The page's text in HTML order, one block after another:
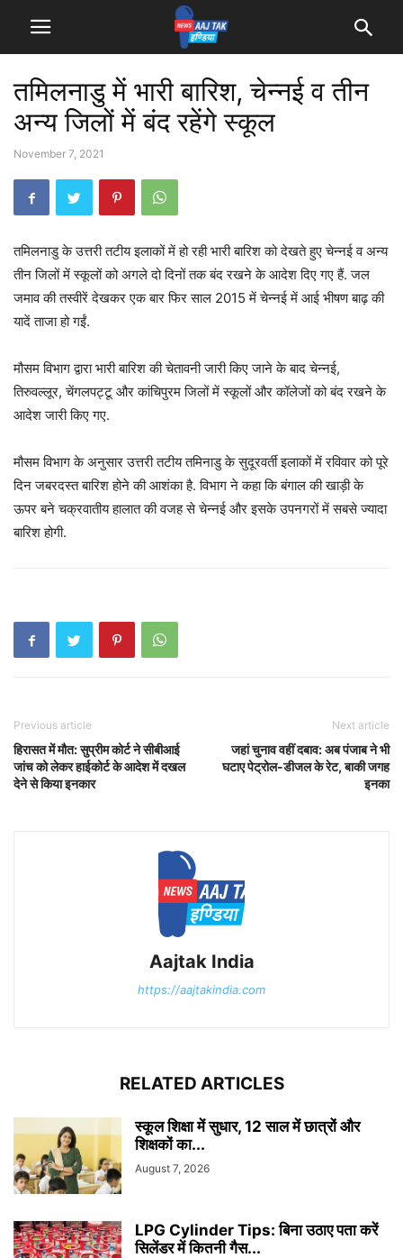
तमिलनाडु में भारी बारिश, चेन्‍नई व तीन
अन्‍य जिलों में बंद रहेंगे स्‍कूल
November 7, 2021
तमिलनाडु के उत्तरी तटीय इलाकों में हो रही भारी बारिश को देखते हुए चेन्‍नई व अन्‍य
तीन जिलों में स्‍कूलों को अगले दो दिनों तक बंद रखने के आदेश दिए गए हैं. जल
जमाव की तस्‍वीरें देखकर एक बार फिर साल 2015 में चेन्‍नई में आई भीषण बाढ़ की
यादें ताजा हो गईं.
मौसम विभाग द्वारा भारी बारिश की चेतावनी जारी किए जाने के बाद चेन्‍नई,
तिरुवल्‍लूर, चेंगलपट्टू और कांचिपुरम जिलों में स्‍कूलों और कॉलेजों को बंद रखने के
आदेश जारी किए गए.
मौसम विभाग के अनुसार उत्तरी तटीय तमिनाडु के सुदूरवर्ती इलाकों में रविवार को पूरे
दिन जबरदस्‍त बारिश होने की आशंका है. विभाग ने कहा कि बंगाल की खाड़ी के
ऊपर बने चक्रवातीय हालात की वजह से चेन्‍नई और इसके उपनगरों में सबसे ज्‍यादा
बारिश होगी.
Previous article
हिरासत में मौत: सुप्रीम कोर्ट ने सीबीआई
जांच को लेकर हाईकोर्ट के आदेश में दखल
देने से किया इनकार
Next article
जहां चुनाव वहीं दबाव: अब पंजाब ने भी
घटाए पेट्रोल-डीजल के रेट, बाकी जगह
इनका
Aajtak India
https://aajtakindia.com
RELATED ARTICLES
स्कूल शिक्षा में सुधार, 12 साल में छात्रों और
शिक्षकों का...
August 7, 2026
LPG Cylinder Tips: बिना उठाए पता करें
सिलेंडर में कितनी गैस...